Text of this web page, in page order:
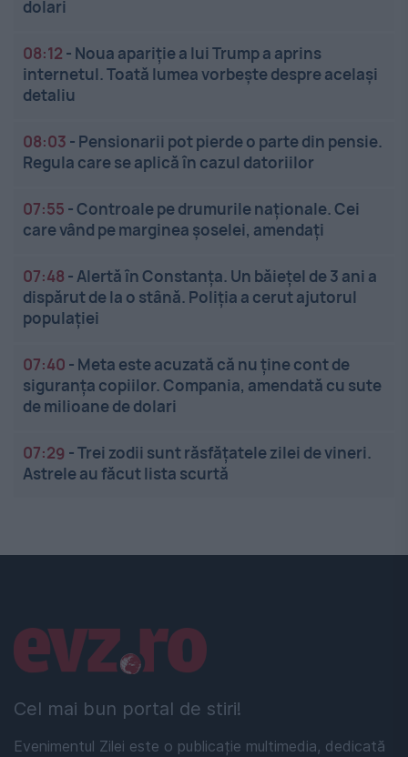
dolari
08:12 - Noua apariție a lui Trump a aprins
internetul. Toată lumea vorbește despre același
detaliu
08:03 - Pensionarii pot pierde o parte din pensie.
Regula care se aplică în cazul datoriilor
07:55 -Controale pe drumurile naționale. Cei
care vând pe marginea șoselei, amendați
07:48 -Alertă în Constanța. Un băiețel de 3 ani a
dispărut de la o stână. Poliția a cerut ajutorul
populației
07:40 - Meta este acuzată că nu ține cont de
siguranța copiilor. Compania, amendată cu sute
de milioane de dolari
07:29 -Trei zodii sunt răsfățatele zilei de vineri.
Astrele au făcut lista scurtă
Cel mai bun portal de stiri!
Evenimentul Zilei este o publicație multimedia, dedicată
Linkuri utile